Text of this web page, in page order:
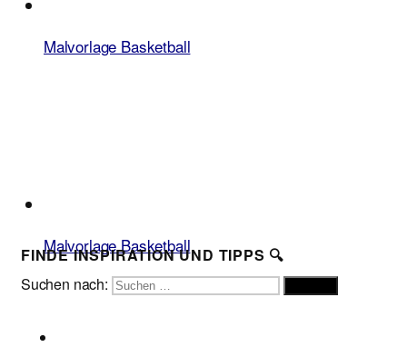
Malvorlage Basketball
Malvorlage Basketball
FINDE INSPIRATION UND TIPPS 🔍
Suchen nach: